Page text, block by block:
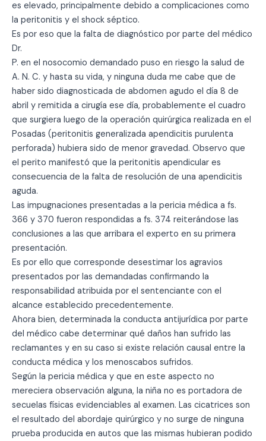
es elevado, principalmente debido a complicaciones como
la peritonitis y el shock séptico.
Es por eso que la falta de diagnóstico por parte del médico
Dr.
P. en el nosocomio demandado puso en riesgo la salud de
A. N. C. y hasta su vida, y ninguna duda me cabe que de
haber sido diagnosticada de abdomen agudo el día 8 de
abril y remitida a cirugía ese día, probablemente el cuadro
que surgiera luego de la operación quirúrgica realizada en el
Posadas (peritonitis generalizada apendicitis purulenta
perforada) hubiera sido de menor gravedad. Observo que
el perito manifestó que la peritonitis apendicular es
consecuencia de la falta de resolución de una apendicitis
aguda.
Las impugnaciones presentadas a la pericia médica a fs.
366 y 370 fueron respondidas a fs. 374 reiterándose las
conclusiones a las que arribara el experto en su primera
presentación.
Es por ello que corresponde desestimar los agravios
presentados por las demandadas confirmando la
responsabilidad atribuida por el sentenciante con el
alcance establecido precedentemente.
Ahora bien, determinada la conducta antijurídica por parte
del médico cabe determinar qué daños han sufrido las
reclamantes y en su caso si existe relación causal entre la
conducta médica y los menoscabos sufridos.
Según la pericia médica y que en este aspecto no
mereciera observación alguna, la niña no es portadora de
secuelas físicas evidenciables al examen. Las cicatrices son
el resultado del abordaje quirúrgico y no surge de ninguna
prueba producida en autos que las mismas hubieran podido